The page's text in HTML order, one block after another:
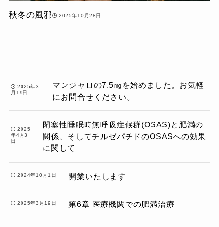
秋冬の風邪 2025年10月28日
2025年3
月19日
マンジャロの7.5㎎を始めました。お気軽
にお問合せください。
2025
年4月3
日
閉塞性睡眠時無呼吸症候群(OSAS)と肥満の
関係、そしてチルゼパチドのOSASへの効果
に関して
2024年10月1日 開業いたします
2025年3月19日 第6章 医療機関での肥満治療